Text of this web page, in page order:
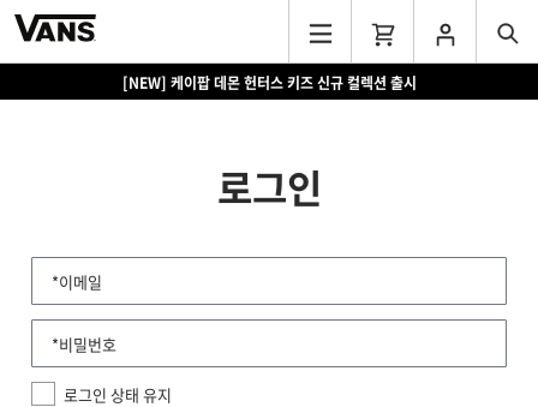
[NEW] 케이팝 데몬 헌터스 키즈 신규 컬렉션 출시
로그인
*이메일
*비밀번호
로그인 상태 유지